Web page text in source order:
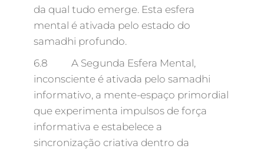
da qual tudo emerge. Esta esfera
mental é ativada pelo estado do
samadhi profundo.
6.8 A Segunda Esfera Mental,
inconsciente é ativada pelo samadhi
informativo, a mente-espaço primordial
que experimenta impulsos de força
informativa e estabelece a
sincronização criativa dentro da